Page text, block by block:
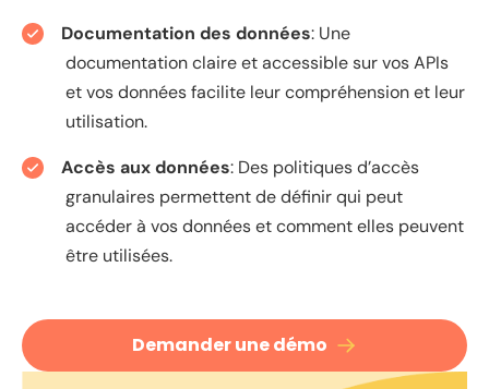
Documentation des données: Une
documentation claire et accessible sur vos APIs
et vos données facilite leur compréhension et leur
utilisation.
Accès aux données: Des politiques d’accès
granulaires permettent de définir qui peut
accéder à vos données et comment elles peuvent
être utilisées.
Demander une démo